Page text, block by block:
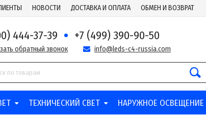
НОВОСТИ ДОСТАВКА И ОПЛАТА ОБМЕН И ВОЗВРАТ
444-37-39 +7 (499) 390-90-50
обратный звонок info@leds-c4-russia.com
ТЕХНИЧЕСКИЙ СВЕТ НАРУЖНОЕ ОСВЕЩЕНИЕ